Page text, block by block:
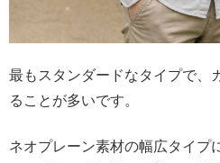
最もスタンダードなタイプで、
ることが多いです。
ネオプレーン素材の幅広タイプ